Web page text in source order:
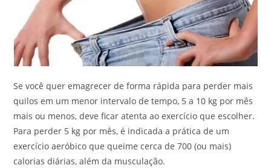
Se você quer emagrecer de forma rápida para perder mais
quilos em um menor intervalo de tempo, 5 a 10 kg por mês
mais ou menos, deve ficar atenta ao exercício que escolher.
Para perder 5 kg por mês, é indicada a prática de um
exercício aeróbico que queime cerca de 700 (ou mais)
calorias diárias, além da musculação.